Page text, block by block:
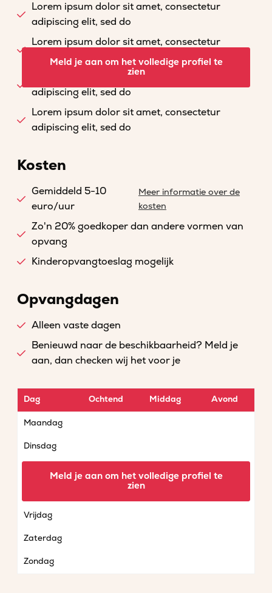
Lorem ipsum dolor sit amet, consectetur
adipiscing elit, sed do
Lorem ipsum dolor sit amet, consectetur
adipiscing elit, sed do
Lorem ipsum dolor sit amet, consectetur
adipiscing elit, sed do
Lorem ipsum dolor sit amet, consectetur
adipiscing elit, sed do
Meld je aan om het volledige profiel te
zien
Kosten
Gemiddeld 5-10
euro/uur
Meer informatie over de
kosten
Zo'n 20% goedkoper dan andere vormen van
opvang
Kinderopvangtoeslag mogelijk
Opvangdagen
Alleen vaste dagen
Benieuwd naar de beschikbaarheid? Meld je
aan, dan checken wij het voor je
Dag Ochtend Middag Avond
Maandag
Dinsdag
Vrijdag
Zaterdag
Zondag
Meld je aan om het volledige profiel te
zien